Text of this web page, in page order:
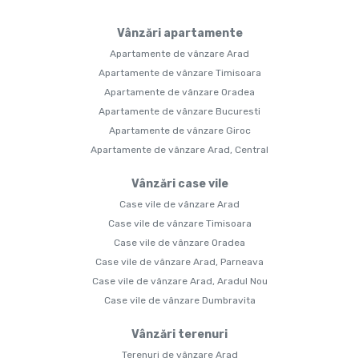
Vânzări apartamente
Apartamente de vânzare Arad
Apartamente de vânzare Timisoara
Apartamente de vânzare Oradea
Apartamente de vânzare Bucuresti
Apartamente de vânzare Giroc
Apartamente de vânzare Arad, Central
Vânzări case vile
Case vile de vânzare Arad
Case vile de vânzare Timisoara
Case vile de vânzare Oradea
Case vile de vânzare Arad, Parneava
Case vile de vânzare Arad, Aradul Nou
Case vile de vânzare Dumbravita
Vânzări terenuri
Terenuri de vânzare Arad